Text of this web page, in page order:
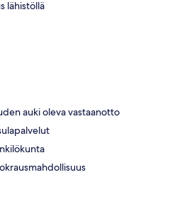
lähistöllä
auki oleva vastaanotto